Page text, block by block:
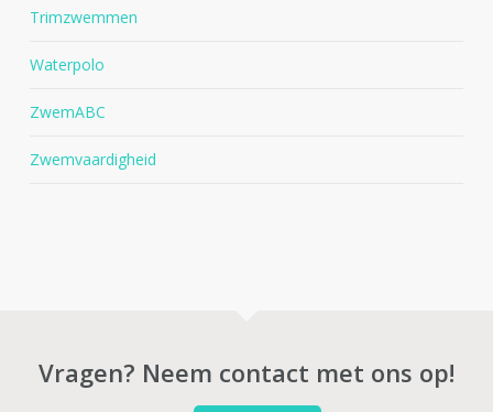
Trimzwemmen
Waterpolo
ZwemABC
Zwemvaardigheid
Vragen? Neem contact met ons op!